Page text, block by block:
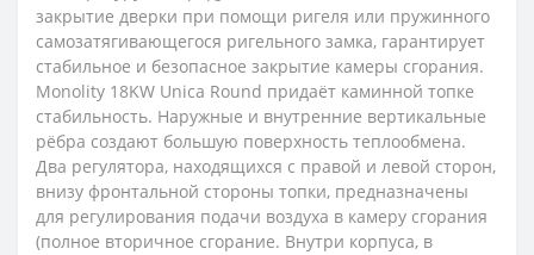
закрытие дверки при помощи ригеля или пружинного
самозатягивающегося ригельного замка, гарантирует
стабильное и безопасное закрытие камеры сгорания.
Monolity 18KW Unica Round придаёт каминной топке
стабильность. Наружные и внутренние вертикальные
рёбра создают большую поверхность теплообмена.
Два регулятора, находящихся с правой и левой сторон,
внизу фронтальной стороны топки, предназначены
для регулирования подачи воздуха в камеру сгорания
(полное вторичное сгорание. Внутри корпуса, в